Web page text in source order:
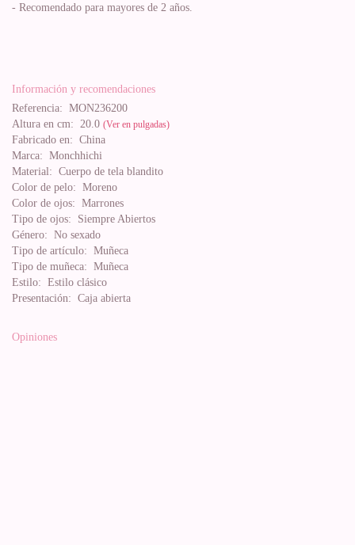
- Recomendado para mayores de 2 años.
Información y recomendaciones
Referencia: MON236200
Altura en cm: 20.0 (Ver en pulgadas)
Fabricado en: China
Marca: Monchhichi
Material: Cuerpo de tela blandito
Color de pelo: Moreno
Color de ojos: Marrones
Tipo de ojos: Siempre Abiertos
Género: No sexado
Tipo de artículo: Muñeca
Tipo de muñeca: Muñeca
Estilo: Estilo clásico
Presentación: Caja abierta
Opiniones